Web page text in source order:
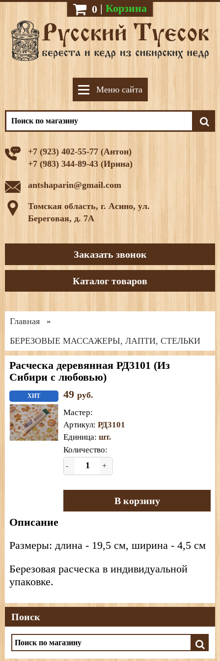
0 | Корзина
Меню сайта
+7 (923) 402-55-77 (Антон)
+7 (983) 344-89-43 (Ирина)
antshaparin@gmail.com
Томская область, г. Асино, ул.
Береговая, д. 7А
Заказать звонок
Каталог товаров
Главная »
БЕРЕЗОВЫЕ МАССАЖЕРЫ, ЛАПТИ, СТЕЛЬКИ
Расческа деревянная РД3101 (Из
Сибири с любовью)
ХИТ 49 руб.
Мастер:
Артикул: РД3101
Единица: шт.
Количество:
- +
В корзину
Описание
Размеры: длина - 19,5 см, ширина - 4,5 см
Березовая расческа в индивидуальной
упаковке.
Поиск